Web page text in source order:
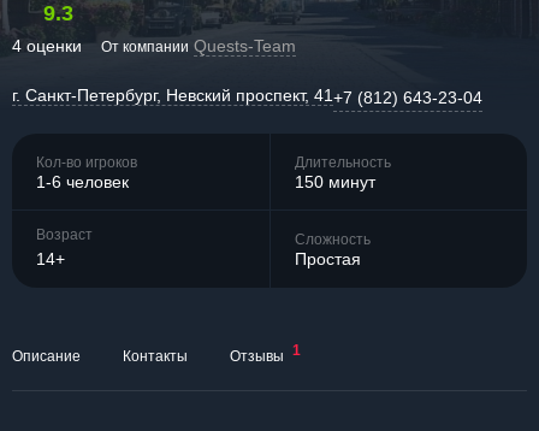
9.3
4 оценки От компании Quests-Team
г. Санкт-Петербург, Невский проспект, 41+7 (812) 643-23-04
Кол-во игроков
1-6 человек
Длительность
150 минут
Возраст
14+
Сложность
Простая
Описание Контакты Отзывы 1